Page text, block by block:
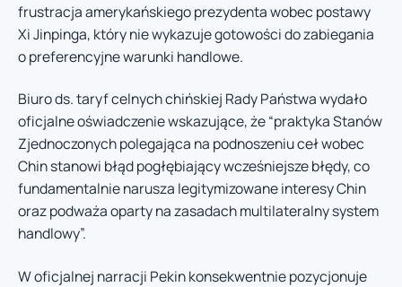
frustracja amerykańskiego prezydenta wobec postawy
Xi Jinpinga, który nie wykazuje gotowości do zabiegania
o preferencyjne warunki handlowe.
Biuro ds. taryf celnych chińskiej Rady Państwa wydało
oficjalne oświadczenie wskazujące, że “praktyka Stanów
Zjednoczonych polegająca na podnoszeniu ceł wobec
Chin stanowi błąd pogłębiający wcześniejsze błędy, co
fundamentalnie narusza legitymizowane interesy Chin
oraz podważa oparty na zasadach multilateralny system
handlowy”.
W oficjalnej narracji Pekin konsekwentnie pozycjonuje